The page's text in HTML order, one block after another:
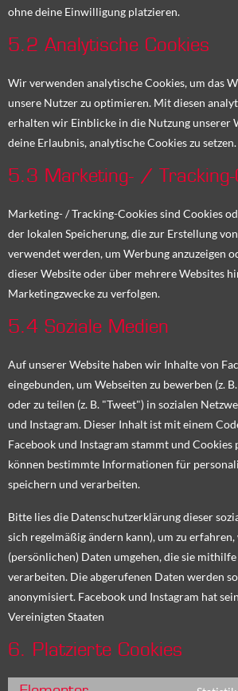
ohne deine Einwilligung platzieren.
5.2 Analytische Cookies
Wir verwenden analytische Cookies, um das
unsere Nutzer zu optimieren. Mit diesen
erhalten wir Einblicke in die Nutzung unserer
deine Erlaubnis, analytische Cookies zu setzen.
5.3 Marketing- / Tracking-
Marketing- / Tracking-Cookies sind Cookies
der lokalen Speicherung, die zur Erstellung
verwendet werden, um Werbung anzuzeigen
dieser Website oder über mehrere Websites
Marketingzwecke zu verfolgen.
5.4 Soziale Medien
Auf unserer Website haben wir Inhalte von
eingebunden, um Webseiten zu bewerben (z.
oder zu teilen (z. B. "Tweet") in sozialen
und Instagram. Dieser Inhalt ist mit einem
Facebook und Instagram stammt und
können bestimmte Informationen für
speichern und verarbeiten.
Bitte lies die Datenschutzerklärung dieser
sich regelmäßig ändern kann), um zu
(persönlichen) Daten umgehen, die sie
verarbeiten. Die abgerufenen Daten werden
anonymisiert. Facebook und Instagram hat
Vereinigten Staaten
6. Platzierte Cookies